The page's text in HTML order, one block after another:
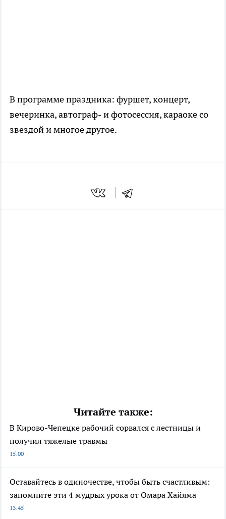
В программе праздника: фуршет, концерт,
вечеринка, автограф- и фотосессия, караоке со
звездой и многое другое.
Читайте также:
В Кирово-Чепецке рабочий сорвался с лестницы и
получил тяжелые травмы
15:00
Оставайтесь в одиночестве, чтобы быть счастливым:
запомните эти 4 мудрых урока от Омара Хайяма
13:45